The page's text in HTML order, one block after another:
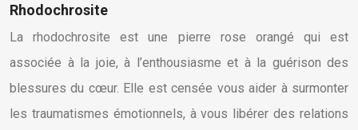
Rhodochrosite
La rhodochrosite est une pierre rose orangé qui est
associée à la joie, à l’enthousiasme et à la guérison des
blessures du cœur. Elle est censée vous aider à surmonter
les traumatismes émotionnels, à vous libérer des relations